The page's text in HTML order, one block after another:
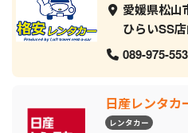
愛媛県松山
ひらいSS
089-975-
日産レンタカ
レンタカー